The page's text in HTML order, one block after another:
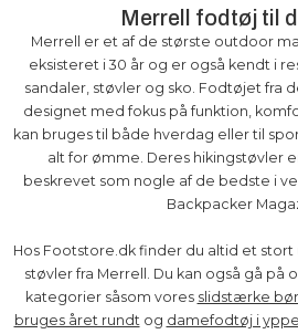
Merrell fodtøj til
Merrell er et af de største outdoor
eksisteret i 30 år og er også kendt i
sandaler, støvler og sko. Fodtøjet fra
designet med fokus på funktion,
kan bruges til både hverdag eller til
alt for ømme. Deres hikingstøvler
beskrevet som nogle af de bedste i
Backpacker
Hos Footstore.dk finder du altid et stort
støvler fra Merrell. Du kan også gå på
kategorier såsom vores slidstærke
bruges året rundtog damefodtøj i